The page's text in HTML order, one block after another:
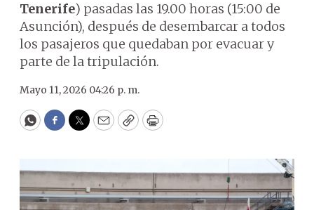
Tenerife) pasadas las 19.00 horas (15:00 de
Asunción), después de desembarcar a todos
los pasajeros que quedaban por evacuar y
parte de la tripulación.
Mayo 11, 2026 04:26 p. m.
WhatsApp
Facebook
Twitter
EmailCopyPrint